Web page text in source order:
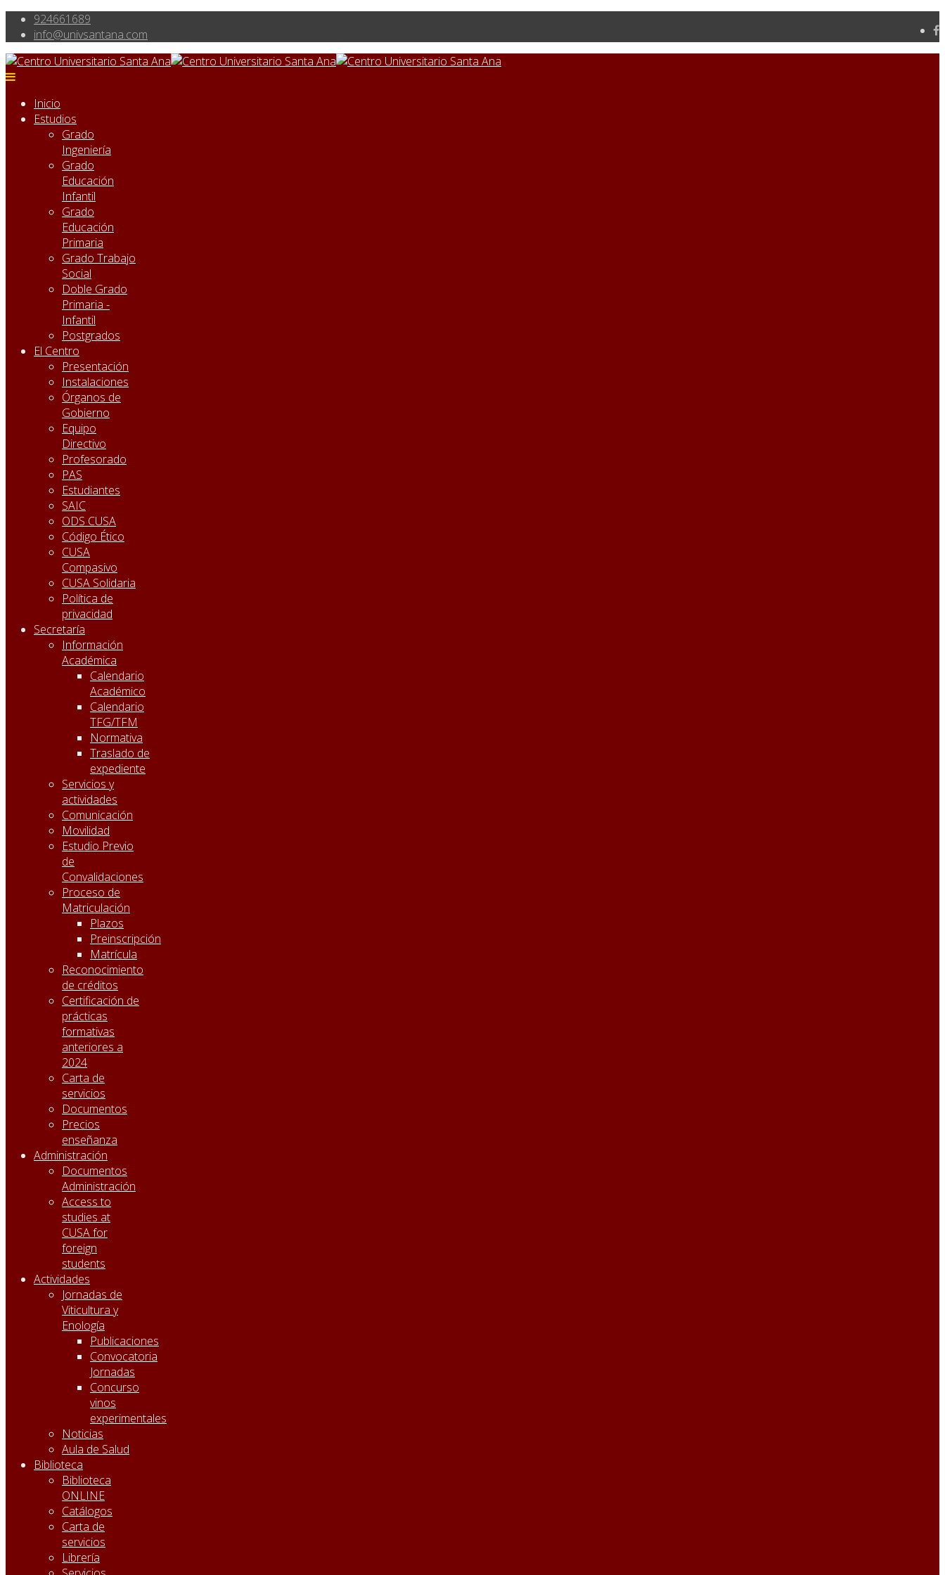
924661689
info@univsantana.com
Inicio
Estudios
Grado
Ingeniería
Grado
Educación
Infantil
Grado
Educación
Primaria
Grado Trabajo
Social
Doble Grado
Primaria -
Infantil
Postgrados
El Centro
Presentación
Instalaciones
Órganos de
Gobierno
Equipo
Directivo
Profesorado
PAS
Estudiantes
SAIC
ODS CUSA
Código Ético
CUSA
Compasivo
CUSA Solidaria
Política de
privacidad
Secretaría
Información
Académica
Calendario
Académico
Calendario
TFG/TFM
Normativa
Traslado de
expediente
Servicios y
actividades
Comunicación
Movilidad
Estudio Previo
de
Convalidaciones
Proceso de
Matriculación
Plazos
Preinscripción
Matrícula
Reconocimiento
de créditos
Certificación de
prácticas
formativas
anteriores a
2024
Carta de
servicios
Documentos
Precios
enseñanza
Administración
Documentos
Administración
Access to
studies at
CUSA for
foreign
students
Actividades
Jornadas de
Viticultura y
Enología
Publicaciones
Convocatoria
Jornadas
Concurso
vinos
experimentales
Noticias
Aula de Salud
Biblioteca
Biblioteca
ONLINE
Catálogos
Carta de
servicios
Librería